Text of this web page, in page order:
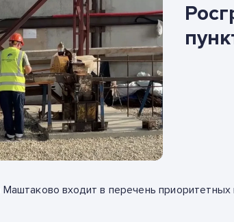
Маштаково входит в перечень приоритетных